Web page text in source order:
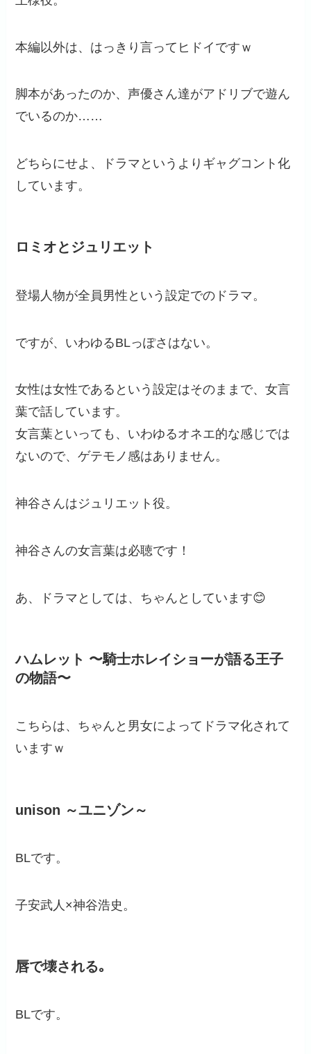
本編以外は、はっきり言ってヒドイですｗ
脚本があったのか、声優さん達がアドリブで遊ん
でいるのか……
どちらにせよ、ドラマというよりギャグコント化
しています。
ロミオとジュリエット
登場人物が全員男性という設定でのドラマ。
ですが、いわゆるBLっぽさはない。
女性は女性であるという設定はそのままで、女言
葉で話しています。
女言葉といっても、いわゆるオネエ的な感じでは
ないので、ゲテモノ感はありません。
神谷さんはジュリエット役。
神谷さんの女言葉は必聴です！
あ、ドラマとしては、ちゃんとしています😊
ハムレット 〜騎士ホレイショーが語る王子
の物語〜
こちらは、ちゃんと男女によってドラマ化されて
いますｗ
unison ～ユニゾン～
BLです。
子安武人×神谷浩史。
唇で壊される｡
BLです。